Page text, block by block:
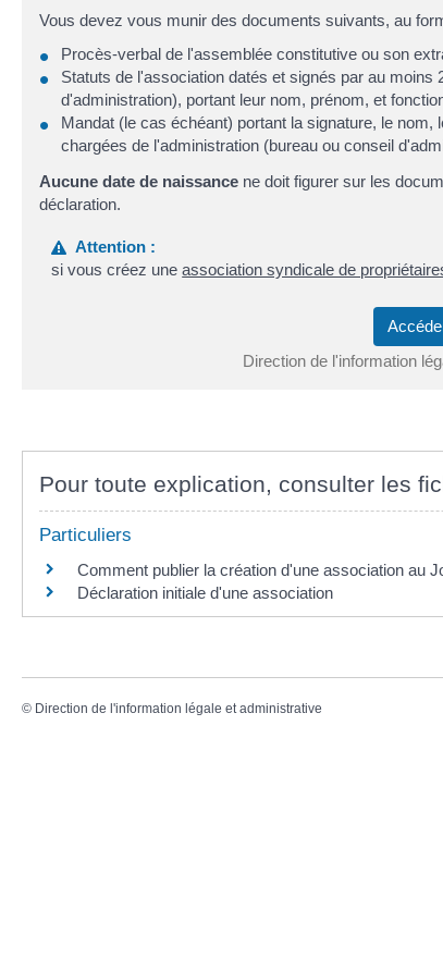
Vous devez vous munir des documents suivants, au
Procès-verbal de l'assemblée constitutive ou son
Statuts de l'association datés et signés par au
d'administration), portant leur nom, prénom, et
Mandat (le cas échéant) portant la signature, le
chargées de l'administration (bureau ou conseil
Aucune date de naissance ne doit figurer sur les
déclaration.
Attention :
si vous créez uneassociation syndicale de
Direction de l'information
Pour toute explication, consulter les
Particuliers
Comment publier la création d'une association au
Déclaration initiale d'une association
© Direction de l'information légale et administrative